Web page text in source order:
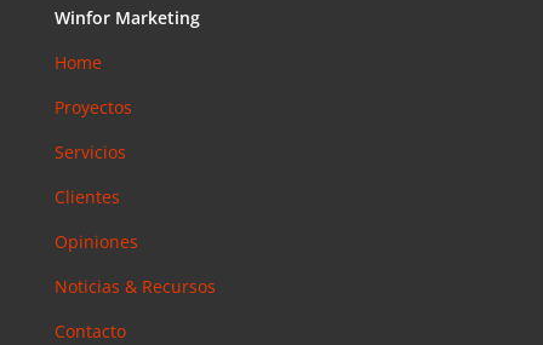
Winfor Marketing
Home
Proyectos
Servicios
Clientes
Opiniones
Noticias & Recursos
Contacto